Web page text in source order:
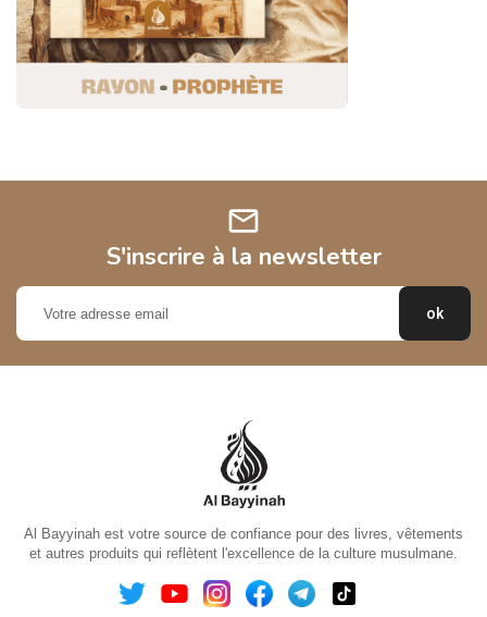
mail
S'inscrire à la newsletter
Al Bayyinah est votre source de confiance pour des livres, vêtements
et autres produits qui reflètent l'excellence de la culture musulmane.